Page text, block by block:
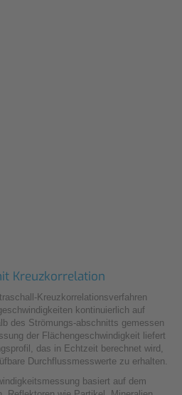
Kreuzkorrelation
Kreuzkorrelationsverfahren
kontinuierlich auf
des Strömungs-abschnitts gemessen
der Flächengeschwindigkeit liefert
das in Echtzeit berechnet wird,
Durchflussmesswerte zu erhalten.
basiert auf dem